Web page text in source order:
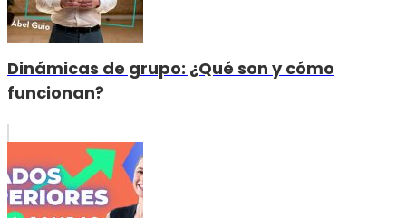
Dinámicas de grupo: ¿Qué son y cómo
funcionan?